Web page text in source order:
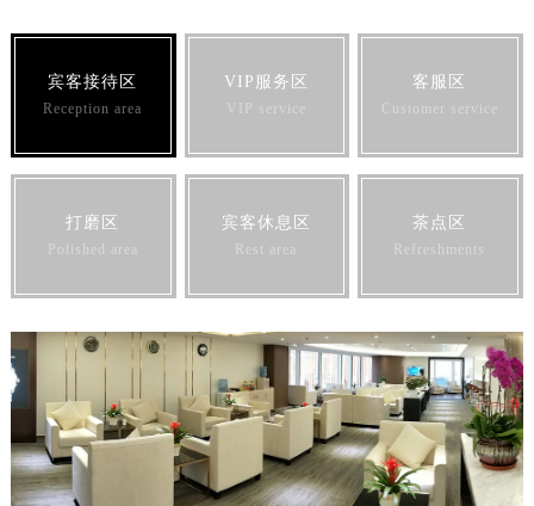
宾客接待区
Reception area
VIP服务区
VIP service
客服区
Customer service
打磨区
Polished area
宾客休息区
Rest area
茶点区
Refreshments